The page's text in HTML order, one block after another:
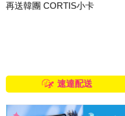
再送韓團 CORTIS小卡
速達配送